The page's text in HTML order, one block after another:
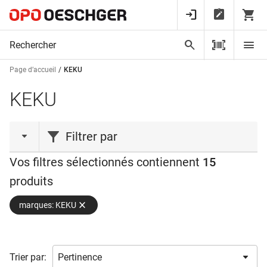
Page d’accueil KEKU
KEKU
Filtrer par
type de produit
Connecteur (13)
Plaque de distance
montage
Vos filtres sélectionnés contiennent 15
produits
marques: KEKU
Trier par: